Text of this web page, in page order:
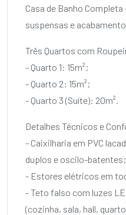
Casa de Banho Completa
suspensas e
Três Quartos com
- Quarto 1: 15m²;
- Quarto 2: 15m²;
- Quarto 3 (Suíte): 20m².
Detalhes Técnicos e
- Caixilharia em PVC
duplos e oscilo-batentes;
- Estores elétricos em
- Teto falso com luzes
(cozinha, sala, hall,